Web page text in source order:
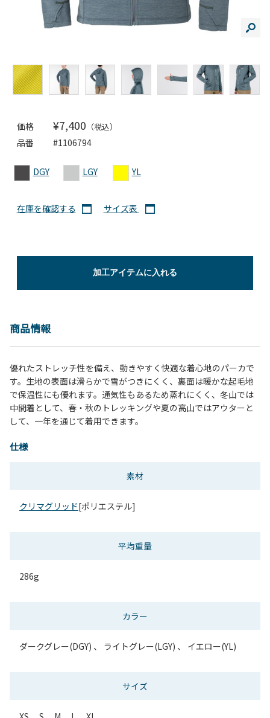
価格 ¥7,400 （税込）
品番 #1106794
DGY LGY YL
在庫を確認する サイズ表
加工アイテムに入れる
商品情報
優れたストレッチ性を備え、動きやすく快適な着心地のパーカで
す。生地の表面は滑らかで雪がつきにくく、裏面は暖かな起毛地
で保温性にも優れます。通気性もあるため蒸れにくく、冬山では
中間着として、春・秋のトレッキングや夏の高山ではアウターと
して、一年を通じて着用できます。
仕様
素材
クリマグリッド[ポリエステル]
平均重量
286g
カラー
ダークグレー(DGY) 、 ライトグレー(LGY) 、 イエロー(YL)
サイズ